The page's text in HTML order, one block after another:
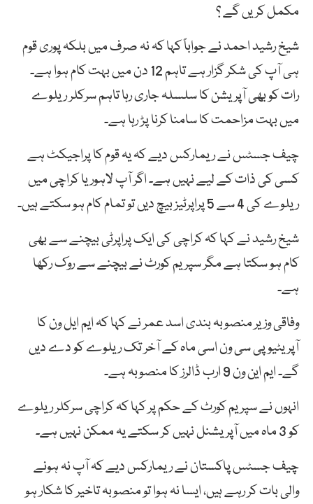
مکمل کریں گے ؟
شیخ رشید احمد نے جواباً کہا کہ نہ صرف میں بلکہ پوری قوم
ہی آپ کی شکر گزار ہے تاہم 12 دن میں بہت کام ہوا ہے۔
رات کو بھی آپریشن کا سلسلہ جاری رہا تاہم سرکلر ریلوے
میں بہت مزاحمت کا سامنا کرنا پڑ رہا ہے۔
چیف جسٹس نے ریمارکس دیے کہ یہ قوم کا پراجیکٹ ہے
کسی کی ذات کے لیے نہیں ہے۔ اگر آپ لاہور یا کراچی میں
ریلوے کی 4 سے 5 پراپرٹیز بیچ دیں تو تمام کام ہو سکتے ہیں۔
شیخ رشید نے کہا کہ کراچی کی ایک پراپرٹی بیچنے سے بھی
کام ہو سکتا ہے مگر سپریم کورٹ نے بیچنے سے روک رکھا
ہے۔
وفاقی وزیر منصوبہ بندی اسد عمر نے کہا کہ ایم ایل ون کا
آپریٹیو پی سی ون اسی ماہ کے آخر تک ریلوے کو دے دیں
گے۔ ایم این ون 9 ارب ڈالرز کا منصوبہ ہے۔
انہوں نے سپریم کورٹ کے حکم پر کہا کہ کراچی سرکلر ریلوے
کو 3 ماہ میں آپریشنل نہیں کر سکتے یہ ممکن نہیں ہے۔
چیف جسٹس پاکستان نے ریمارکس دیے کہ آپ نہ ہونے
والی بات کر رہے ہیں، ایسا نہ ہوا تو منصوبہ تاخیر کا شکار ہو